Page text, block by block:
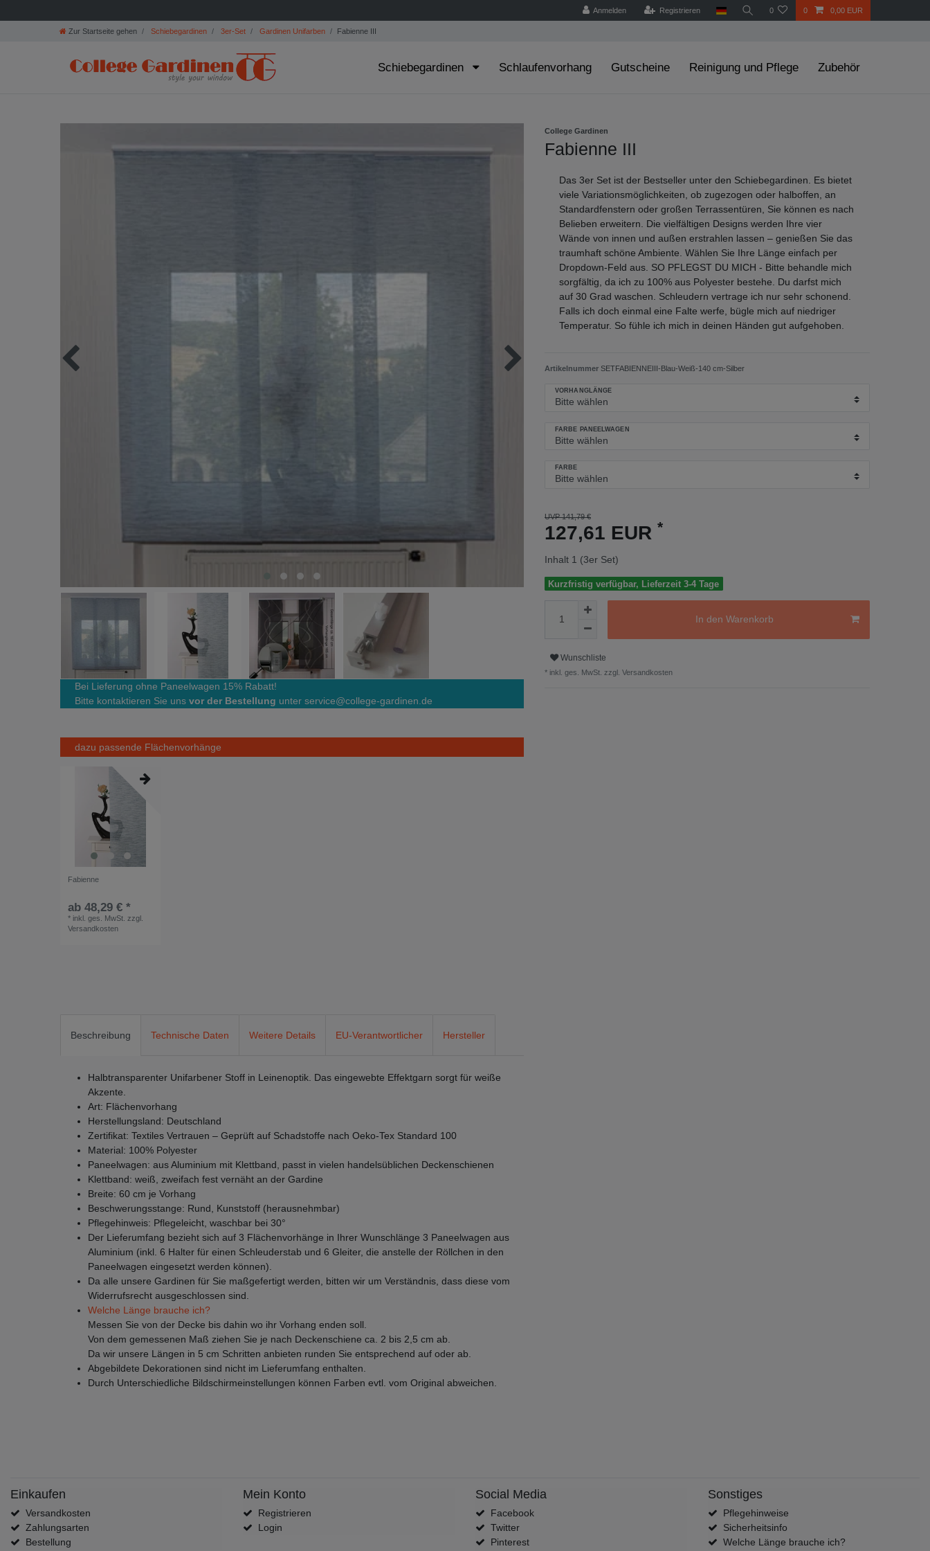
Anmelden Registrieren 0 0 0,00 EUR
Zur Startseite gehen Schiebegardinen 3er-Set Gardinen Unifarben Fabienne III
Schiebegardinen Schlaufenvorhang Gutscheine Reinigung und Pflege Zubehör
Bei Lieferung ohne Paneelwagen 15% Rabatt!
Bitte kontaktieren Sie uns vor der Bestellung unter service@college-gardinen.de
dazu passende Flächenvorhänge
Fabienne
ab 48,29 € *
* inkl. ges. MwSt. zzgl.
Versandkosten
College Gardinen
Fabienne III
Das 3er Set ist der Bestseller unter den Schiebegardinen. Es bietet
viele Variationsmöglichkeiten, ob zugezogen oder halboffen, an
Standardfenstern oder großen Terrassentüren, Sie können es nach
Belieben erweitern. Die vielfältigen Designs werden Ihre vier
Wände von innen und außen erstrahlen lassen – genießen Sie das
traumhaft schöne Ambiente. Wählen Sie Ihre Länge einfach per
Dropdown-Feld aus. SO PFLEGST DU MICH - Bitte behandle mich
sorgfältig, da ich zu 100% aus Polyester bestehe. Du darfst mich
auf 30 Grad waschen. Schleudern vertrage ich nur sehr schonend.
Falls ich doch einmal eine Falte werfe, bügle mich auf niedriger
Temperatur. So fühle ich mich in deinen Händen gut aufgehoben.
Artikelnummer SETFABIENNEIII-Blau-Weiß-140 cm-Silber
VORHANGLÄNGE
FARBE PANEELWAGEN
FARBE
UVP 141,79 €
127,61 EUR *
Inhalt 1 (3er Set)
Kurzfristig verfügbar, Lieferzeit 3-4 Tage
In den Warenkorb
Wunschliste
* inkl. ges. MwSt. zzgl. Versandkosten
Beschreibung Technische Daten Weitere Details EU-Verantwortlicher Hersteller
Halbtransparenter Unifarbener Stoff in Leinenoptik. Das eingewebte Effektgarn sorgt für weiße
Akzente.
Art: Flächenvorhang
Herstellungsland: Deutschland
Zertifikat: Textiles Vertrauen – Geprüft auf Schadstoffe nach Oeko-Tex Standard 100
Material: 100% Polyester
Paneelwagen: aus Aluminium mit Klettband, passt in vielen handelsüblichen Deckenschienen
Klettband: weiß, zweifach fest vernäht an der Gardine
Breite: 60 cm je Vorhang
Beschwerungsstange: Rund, Kunststoff (herausnehmbar)
Pflegehinweis: Pflegeleicht, waschbar bei 30°
Der Lieferumfang bezieht sich auf 3 Flächenvorhänge in Ihrer Wunschlänge 3 Paneelwagen aus
Aluminium (inkl. 6 Halter für einen Schleuderstab und 6 Gleiter, die anstelle der Röllchen in den
Paneelwagen eingesetzt werden können).
Da alle unsere Gardinen für Sie maßgefertigt werden, bitten wir um Verständnis, dass diese vom
Widerrufsrecht ausgeschlossen sind.
Welche Länge brauche ich?
Messen Sie von der Decke bis dahin wo ihr Vorhang enden soll.
Von dem gemessenen Maß ziehen Sie je nach Deckenschiene ca. 2 bis 2,5 cm ab.
Da wir unsere Längen in 5 cm Schritten anbieten runden Sie entsprechend auf oder ab.
Abgebildete Dekorationen sind nicht im Lieferumfang enthalten.
Durch Unterschiedliche Bildschirmeinstellungen können Farben evtl. vom Original abweichen.
Einkaufen
Versandkosten
Zahlungsarten
Bestellung
Mein Konto
Registrieren
Login
Social Media
Facebook
Twitter
Pinterest
Sonstiges
Pflegehinweise
Sicherheitsinfo
Welche Länge brauche ich?